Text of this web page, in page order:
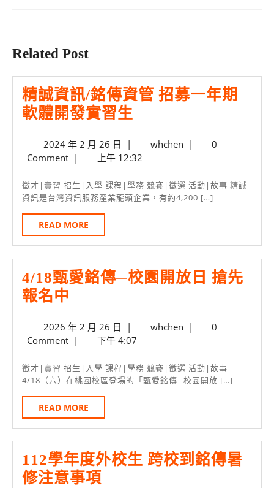
Related Post
精誠資訊/銘傳資管 招募一年期
軟體開發實習生
銘
傳
管
招
募
期
體
開
實
習
生
2024 年 2 月 26 日 2024
年
月
26
| whchenwhchen
|
0
Comment | 上午 12:32
徵才|實習 招生|入學 課程|學務 競賽|徵選 活動|故事 精誠
資訊是台灣資訊服務產業龍頭企業，有約4,200 […]
READ MORE
MORE
4/18甄愛銘傳─校園開放日 搶先
報名中
愛
銘
傳
─
校
園
開
放
日
2026 年 2 月 26 日 2026
年
月
26
| whchenwhchen
|
0
Comment | 下午 4:07
徵才|實習 招生|入學 課程|學務 競賽|徵選 活動|故事
4/18（六）在桃園校區登場的「甄愛銘傳─校園開放 […]
READ MORE
MORE
112學年度外校生 跨校到銘傳暑
修注意事項